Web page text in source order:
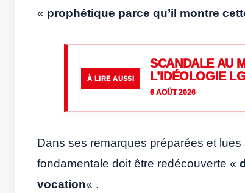
« prophétique parce qu’il montre
À LIRE AUSSI
SCANDALE AU
L’IDÉOLOGIE
6 AOÛT 2026
Dans ses remarques préparées et lues
fondamentale doit être redécouverte «
vocation« .